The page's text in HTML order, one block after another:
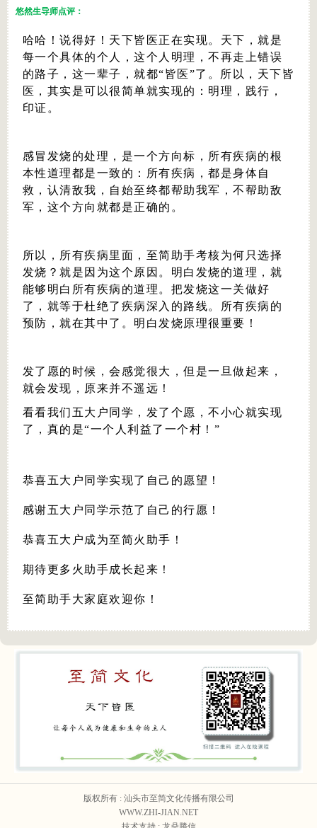
悠然生导师点评：
哈哈！说得好！天下皆医正在实现。天下，就是
每一个具体的个人，这个人明理，不再走上错误
的路子，这一辈子，就都“皆医”了。所以，天下皆
医，其实是可以很简单就实现的：明理，践行，
印证。
感冒发烧的处理，是一个方向标，所有疾病的根
本性道理都是一致的：所有疾病，都是身体自
救，认清敌我，自始至终都帮助我军，不帮助敌
军，这个方向就都是正确的。
所以，所有疾病里面，至简助手考核为何只选择
发烧？就是因为这个原因。明白发烧的道理，就
能够明白所有疾病的道理。把发烧这一关做好
了，就等于杜绝了疾病深入的路线。所有疾病的
预防，就在其中了。明白发烧原理很重要！
发了愿的时候，会感觉很大，但是一旦做起来，
就会发现，原来并不遥远！
看看我们五大户同学，发了个愿，不小心就实现
了，真的是“一个人利益了一个村！”
恭喜五大户同学实现了自己的愿望！
感谢五大户同学示范了自己的行愿！
恭喜五大户成为至简火助手！
期待更多火助手成长起来！
至简助手大家庭欢迎你！
版权所有 : 汕头市至简文化传播有限公司
WWW.ZHI-JIAN.NET